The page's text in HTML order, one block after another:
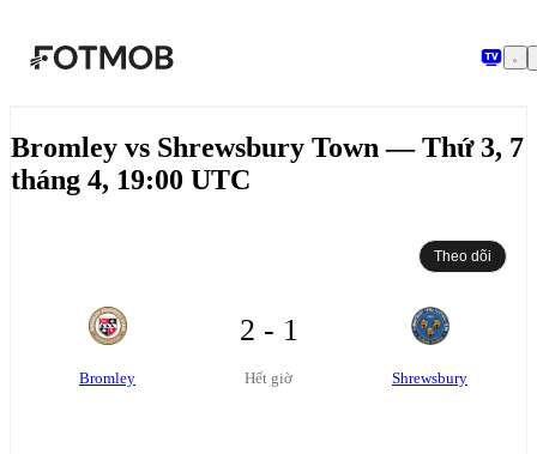
Bromley vs Shrewsbury Town — Thứ 3, 7
tháng 4, 19:00 UTC
Theo dõi
Bromley
2 - 1
Hết giờ Shrewsbury